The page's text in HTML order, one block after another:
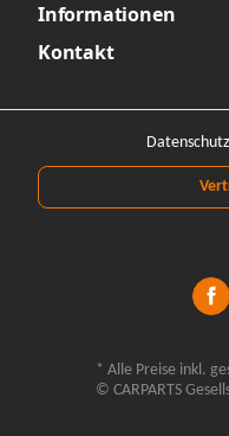
Informationen
Kontakt
* Alle Preise inkl.
© CARPARTS